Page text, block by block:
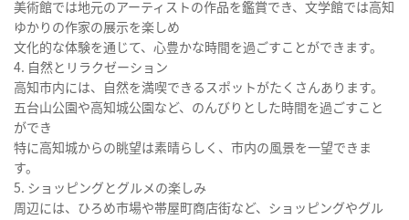
美術館では地元のアーティストの作品を鑑賞でき、文学館では高知
ゆかりの作家の展示を楽しめ
文化的な体験を通じて、心豊かな時間を過ごすことができます。
4. 自然とリラクゼーション
高知市内には、自然を満喫できるスポットがたくさんあります。
五台山公園や高知城公園など、のんびりとした時間を過ごすこと
ができ
特に高知城からの眺望は素晴らしく、市内の風景を一望できま
す。
5. ショッピングとグルメの楽しみ
周辺には、ひろめ市場や帯屋町商店街など、ショッピングやグル